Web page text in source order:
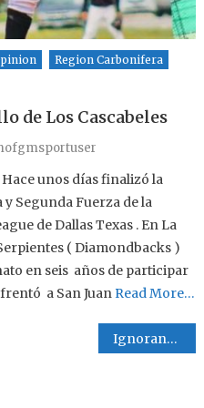
Region Carbonifera
de Los Cascabeles
unos días finalizó la
Segunda Fuerza de la
de Dallas Texas . En La
( Diamondbacks )
en seis años de participar
a San Juan Read More…
Ignorancia